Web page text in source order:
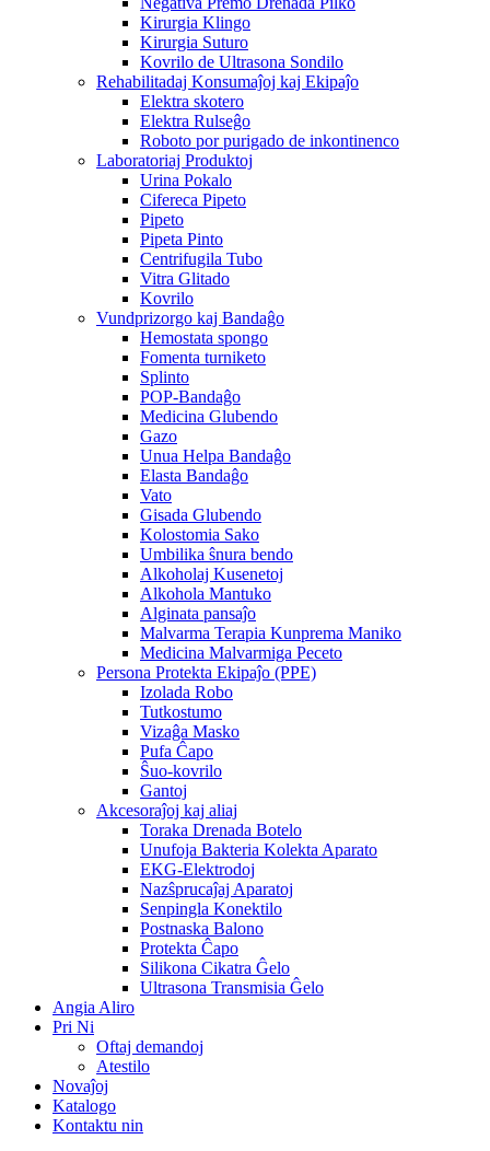
Kirurgia Klingo
Kirurgia Suturo
Kovrilo de Ultrasona Sondilo
Rehabilitadaj Konsumaĵoj kaj Ekipaĵo
Elektra skotero
Elektra Rulseĝo
Roboto por purigado de inkontinenco
Laboratoriaj Produktoj
Urina Pokalo
Cifereca Pipeto
Pipeto
Pipeta Pinto
Centrifugila Tubo
Vitra Glitado
Kovrilo
Vundprizorgo kaj Bandaĝo
Hemostata spongo
Fomenta turniketo
Splinto
POP-Bandaĝo
Medicina Glubendo
Gazo
Unua Helpa Bandaĝo
Elasta Bandaĝo
Vato
Gisada Glubendo
Kolostomia Sako
Umbilika ŝnura bendo
Alkoholaj Kusenetoj
Alkohola Mantuko
Alginata pansaĵo
Malvarma Terapia Kunprema Maniko
Medicina Malvarmiga Peceto
Persona Protekta Ekipaĵo (PPE)
Izolada Robo
Tutkostumo
Vizaĝa Masko
Pufa Ĉapo
Ŝuo-kovrilo
Gantoj
Akcesoraĵoj kaj aliaj
Toraka Drenada Botelo
Unufoja Bakteria Kolekta Aparato
EKG-Elektrodoj
Nazŝprucaĵaj Aparatoj
Senpingla Konektilo
Postnaska Balono
Protekta Ĉapo
Silikona Cikatra Ĝelo
Ultrasona Transmisia Ĝelo
Angia Aliro
Pri Ni
Oftaj demandoj
Atestilo
Novaĵoj
Katalogo
Kontaktu nin